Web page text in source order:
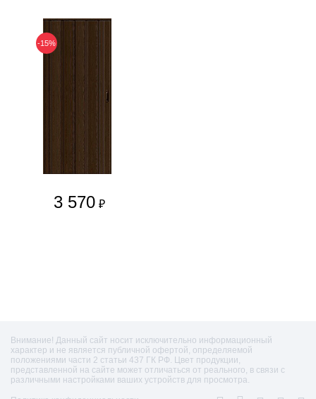
-15%
3 570 ₽
Внимание! Данный сайт носит исключительно информационный
характер и не является публичной офертой, определяемой
положениями части 2 статьи 437 ГК РФ. Цвет продукции,
представленной на сайте может отличаться от реального, в связи с
различными настройками ваших устройств для просмотра.